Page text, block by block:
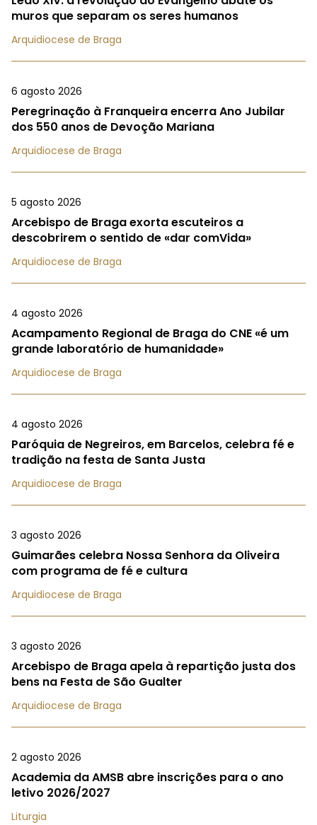
muros que separam os seres humanos
Arquidiocese de Braga
6 agosto 2026
Peregrinação à Franqueira encerra Ano Jubilar
dos 550 anos de Devoção Mariana
Arquidiocese de Braga
5 agosto 2026
Arcebispo de Braga exorta escuteiros a
descobrirem o sentido de «dar comVida»
Arquidiocese de Braga
4 agosto 2026
Acampamento Regional de Braga do CNE «é um
grande laboratório de humanidade»
Arquidiocese de Braga
4 agosto 2026
Paróquia de Negreiros, em Barcelos, celebra fé e
tradição na festa de Santa Justa
Arquidiocese de Braga
3 agosto 2026
Guimarães celebra Nossa Senhora da Oliveira
com programa de fé e cultura
Arquidiocese de Braga
3 agosto 2026
Arcebispo de Braga apela à repartição justa dos
bens na Festa de São Gualter
Arquidiocese de Braga
2 agosto 2026
Academia da AMSB abre inscrições para o ano
letivo 2026/2027
Liturgia